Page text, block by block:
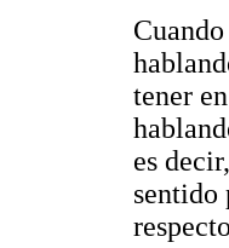
tener
es
sentido